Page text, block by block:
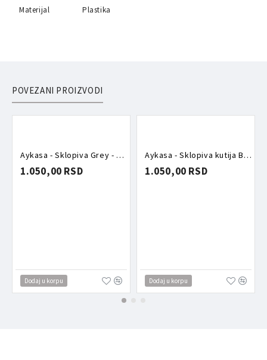
Materijal Plastika
POVEZANI PROIZVODI
Aykasa - Sklopiva Grey - small
1.050,00 RSD
Dodaj u korpu
Aykasa - Sklopiva kutija Baby Blue - small
1.050,00 RSD
Dodaj u korpu